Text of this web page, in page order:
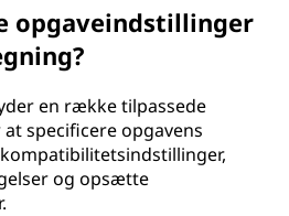
opgaveindstillinger
en række tilpassede
specificere opgavens
og opsætte